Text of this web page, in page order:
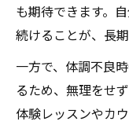
も期待できます。
続けることが、長
一方で、体調不良
るため、無理をせ
体験レッスンやカ